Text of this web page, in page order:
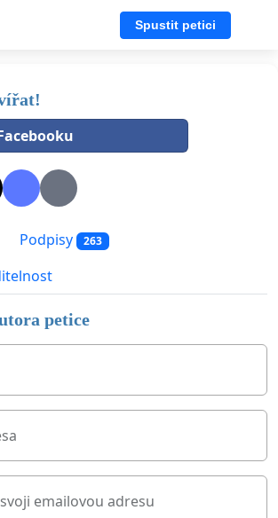
Spustit petici
Podpisy 263
petice
emailovou adresu